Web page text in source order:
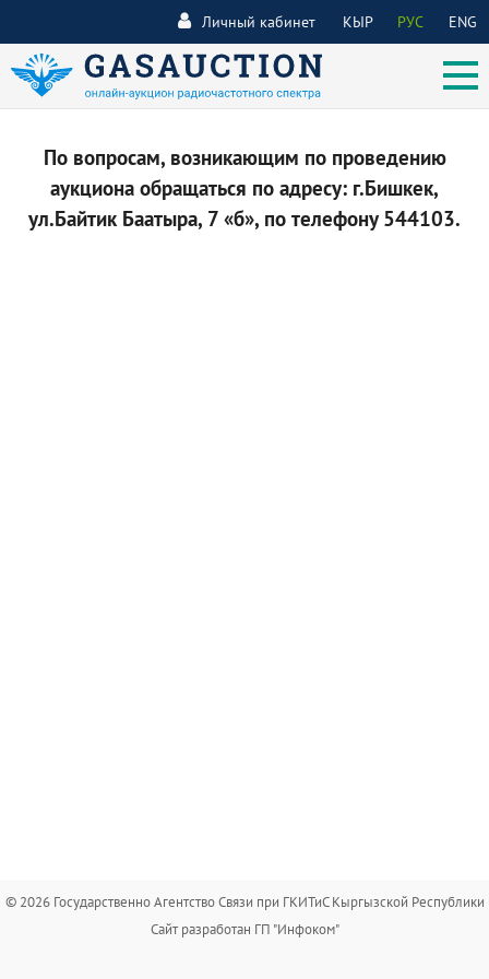
КЫР РУС ENG
Личный кабинет
По вопросам, возникающим по проведению
аукциона обращаться по адресу: г.Бишкек,
ул.Байтик Баатыра, 7 «б», по телефону 544103.
© 2026 Государственно Агентство Связи при ГКИТиС Кыргызской Республики
Сайт разработан ГП "Инфоком"